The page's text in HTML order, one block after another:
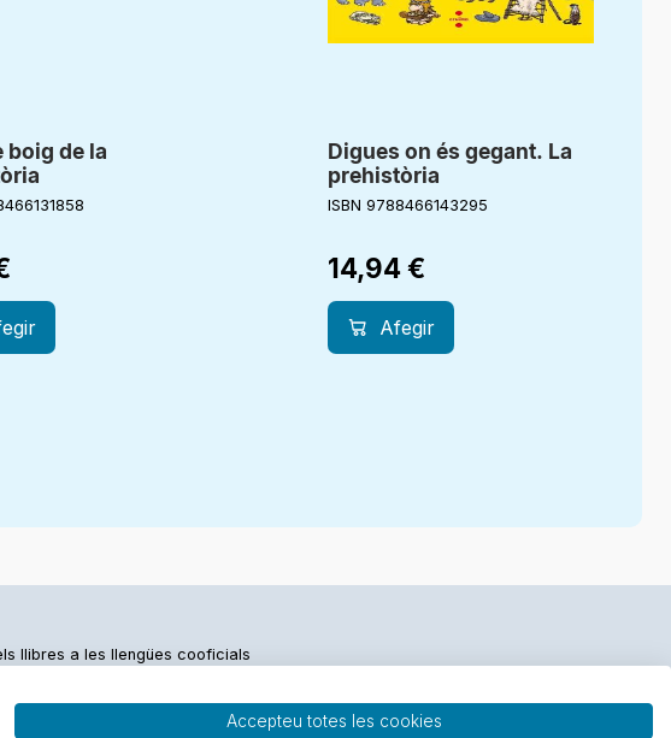
boig de la
Digues on és gegant. La
prehistòria
ISBN 9788466143295
14,94€
Afegir
llibres a les llengües cooficials
Accepteu totes les cookies